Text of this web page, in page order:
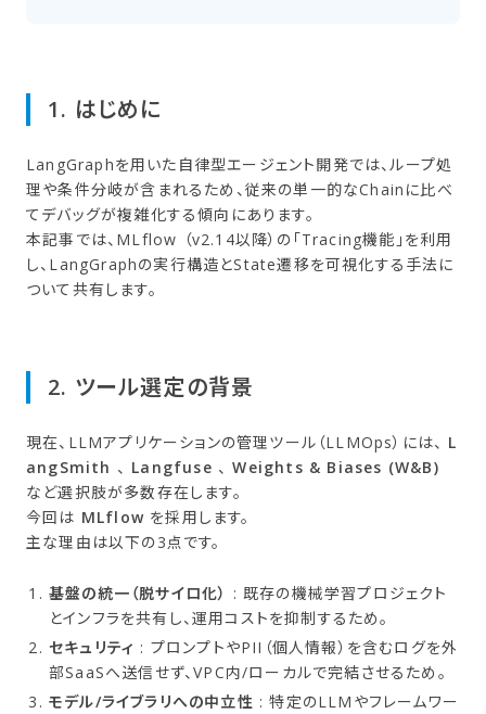
1. ​はじめに
LangGraphを用いた自律型エージェント開発では、ループ処
理や条件分岐が含まれるため、従来の単一的なChainに比べ
てデバッグが複雑化する傾向にあります。
本記事では、MLflow （v2.14以降）の「Tracing機能」を利用
し、LangGraphの実行構造とState遷移を可視化する手法に
ついて共有します。
2. ツール選定の​背景
現在、LLMアプリケーションの管理ツール（LLMOps）には、 L
angSmith 、 Langfuse 、Weights & Biases (W&B)
など選択肢が多数存在します。
今回は MLflow を採用します。
主な理由は以下の3点です。
基盤の統一（脱サイロ化） : 既存の機械学習プロジェクト
とインフラを共有し、運用コストを抑制するため。
セキュリティ : プロンプトやPII（個人情報）を含むログを外
部SaaSへ送信せず、VPC内/ローカルで完結させるため。
モデル/ライブラリへの中立性 : 特定のLLMやフレームワー